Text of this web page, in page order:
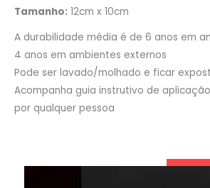
Tamanho: 12cm x 10cm
A durabilidade média é de 6 anos em
4 anos em ambientes externos
Pode ser lavado/molhado e ficar
Acompanha guia instrutivo de
por qualquer pessoa